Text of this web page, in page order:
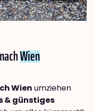
Wien
Wien umziehen
& günstiges